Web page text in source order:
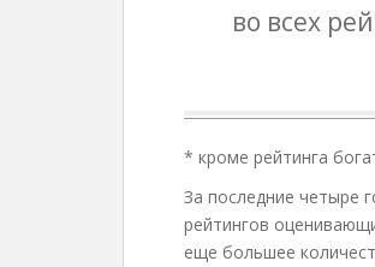
во всех
* кроме рейтинга
За последние четыре
рейтингов
еще большее